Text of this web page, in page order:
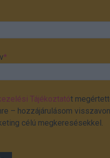
*
Tájékoztatót
– hozzájárulásom
célú megkeresésekkel.